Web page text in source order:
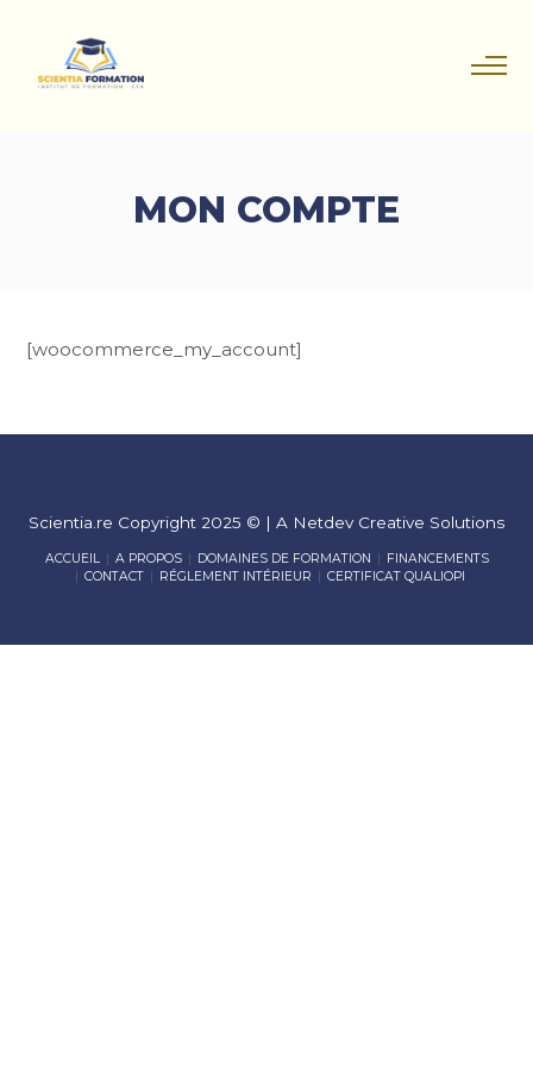
MON COMPTE
[woocommerce_my_account]
Scientia.re Copyright 2025 © | A Netdev Creative Solutions
ACCUEIL A PROPOS DOMAINES DE FORMATION
FINANCEMENTS
CONTACT
RÉGLEMENT INTÉRIEUR CERTIFICAT QUALIOPI